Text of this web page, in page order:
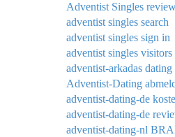
Adventist Singles
adventist singles search
adventist singles sign in
adventist singles visitors
adventist-arkadas dating
Adventist-Dating
adventist-dating-de
adventist-dating-de
adventist-dating-nl